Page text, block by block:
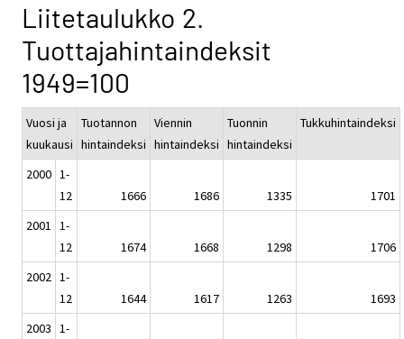
Liitetaulukko 2.
Tuottajahintaindeksit
1949=100
Vuosi ja
kuukausi
Tuotannon
hintaindeksi
Viennin
hintaindeksi
Tuonnin
hintaindeksi
Tukkuhintaindeksi
2000 1-
12
1666 1686 1335
1701
2001 1-
12
1674 1668 1298
1706
2002 1-
12
1644 1617 1263
1693
2003 1-